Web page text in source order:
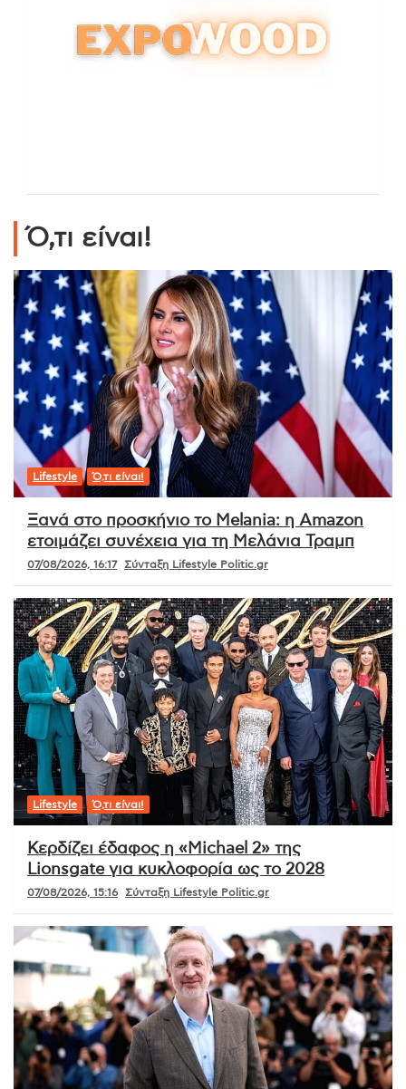
Ό,τι είναι!
Lifestyle Ό,τι είναι!
Ξανά στο προσκήνιο το Melania: η Amazon
ετοιμάζει συνέχεια για τη Μελάνια Τραμπ
07/08/2026, 16:17 Σύνταξη Lifestyle Politic.gr
Lifestyle Ό,τι είναι!
Κερδίζει έδαφος η «Michael 2» της
Lionsgate για κυκλοφορία ως το 2028
07/08/2026, 15:16 Σύνταξη Lifestyle Politic.gr